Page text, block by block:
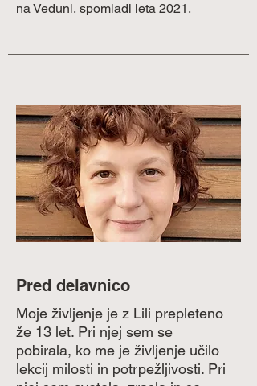
na Veduni, spomladi leta 2021.
Pred delavnico
Moje življenje je z Lili prepleteno
že 13 let. Pri njej sem se
pobirala, ko me je življenje učilo
lekcij milosti in potrpežljivosti. Pri